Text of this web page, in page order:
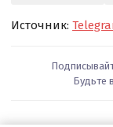
Источник:
Будьте